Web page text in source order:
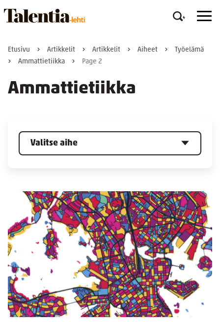
Etusivu Artikkelit Artikkelit Aiheet
Työelämä
Ammattietiikka
Page 2
Ammattietiikka
Valitse aihe